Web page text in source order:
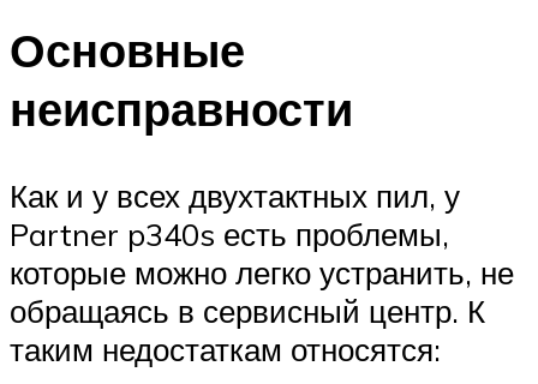
Основные
неисправности
Как и у всех двухтактных пил, у
Partner p340s есть проблемы,
которые можно легко устранить, не
обращаясь в сервисный центр. К
таким недостаткам относятся: